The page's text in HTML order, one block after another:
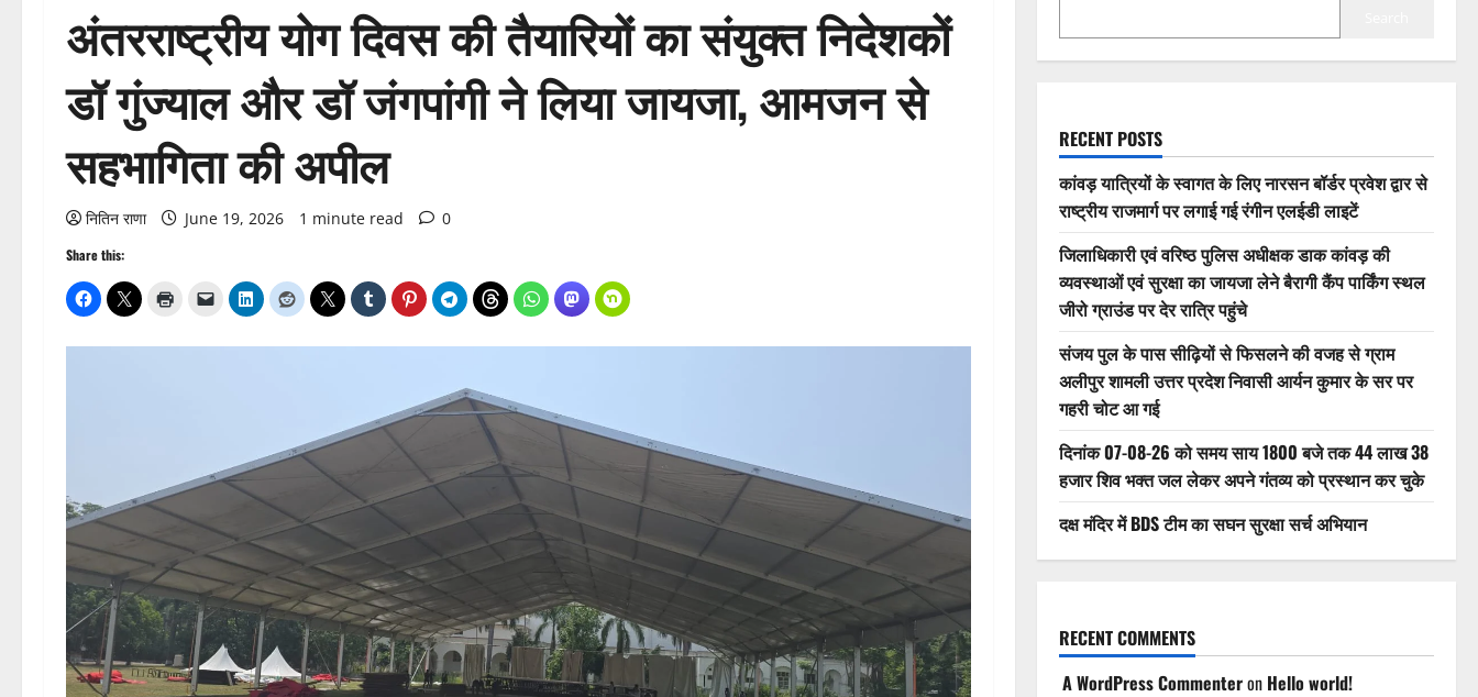
‎अंतरराष्ट्रीय योग दिवस की तैयारियों का संयुक्त निदेशकों
डॉ गुंज्याल और डॉ जंगपांगी ने लिया जायजा, आमजन से
सहभागिता की अपील
नितिन राणा June 19, 2026 1 minute read 0
Share this:
RECENT POSTS
कांवड़ यात्रियों के स्वागत के लिए नारसन बॉर्डर प्रवेश द्वार से
राष्ट्रीय राजमार्ग पर लगाई गई रंगीन एलईडी लाइटें
जिलाधिकारी एवं वरिष्ठ पुलिस अधीक्षक डाक कांवड़ की
व्यवस्थाओं एवं सुरक्षा का जायजा लेने बैरागी कैंप पार्किंग स्थल
जीरो ग्राउंड पर देर रात्रि पहुंचे
संजय पुल के पास सीढ़ियों से फिसलने की वजह से ग्राम
अलीपुर शामली उत्तर प्रदेश निवासी आर्यन कुमार के सर पर
गहरी चोट आ गई
दिनांक 07-08-26 को समय साय 1800 बजे तक 44 लाख 38
हजार शिव भक्त जल लेकर अपने गंतव्य को प्रस्थान कर चुके
दक्ष मंदिर में BDS टीम का सघन सुरक्षा सर्च अभियान
RECENT COMMENTS
A WordPress Commenteron Hello world!